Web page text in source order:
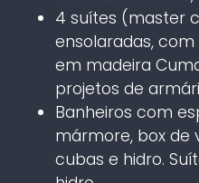
4 suítes (master
ensolaradas, com
em madeira
projetos de
Banheiros com
mármore, box de
cubas e hidro.